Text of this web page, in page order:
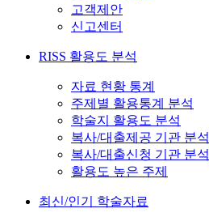
고객제안
신고센터
RISS 활용도 분석
자료 현황 통계
주제별 활용통계 분석
학술지 활용도 분석
복사/대출제공 기관 분석
복사/대출신청 기관 분석
활용도 높은 주제
최신/인기 학술자료